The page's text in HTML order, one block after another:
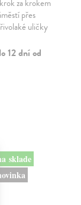
za krokem
přes
uličky
12 dní od
sklade